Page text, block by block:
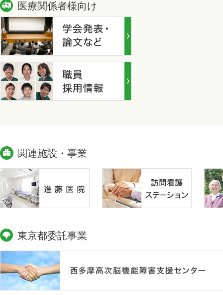
医療関係者様向け
関連施設・事業
東京都委託事業